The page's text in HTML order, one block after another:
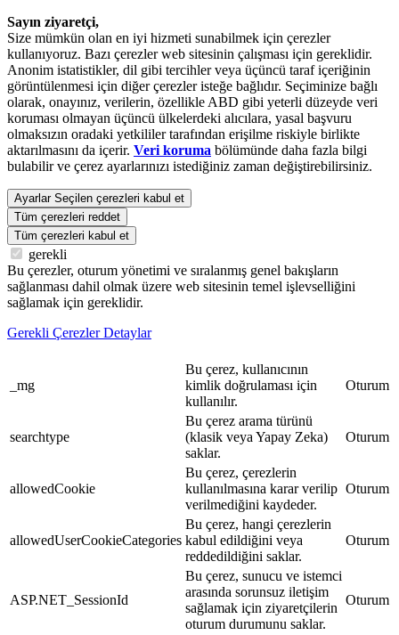
Sayın ziyaretçi,
Size mümkün olan en iyi hizmeti sunabilmek için çerezler
kullanıyoruz. Bazı çerezler web sitesinin çalışması için gereklidir.
Anonim istatistikler, dil gibi tercihler veya üçüncü taraf içeriğinin
görüntülenmesi için diğer çerezler isteğe bağlıdır. Seçiminize bağlı
olarak, onayınız, verilerin, özellikle ABD gibi yeterli düzeyde veri
koruması olmayan üçüncü ülkelerdeki alıcılara, yasal başvuru
olmaksızın oradaki yetkililer tarafından erişilme riskiyle birlikte
aktarılmasını da içerir. Veri koruma bölümünde daha fazla bilgi
bulabilir ve çerez ayarlarınızı istediğiniz zaman değiştirebilirsiniz.
Ayarlar Seçilen çerezleri kabul et
Tüm çerezleri reddet
Tüm çerezleri kabul et
gerekli
Bu çerezler, oturum yönetimi ve sıralanmış genel bakışların
sağlanması dahil olmak üzere web sitesinin temel işlevselliğini
sağlamak için gereklidir.
Gerekli Çerezler Detaylar
_mg
Bu çerez, kullanıcının
kimlik doğrulaması için
kullanılır.
Oturum
searchtype
Bu çerez arama türünü
(klasik veya Yapay Zeka)
saklar.
Oturum
allowedCookie
Bu çerez, çerezlerin
kullanılmasına karar verilip
verilmediğini kaydeder.
Oturum
allowedUserCookieCategories
Bu çerez, hangi çerezlerin
kabul edildiğini veya
reddedildiğini saklar.
Oturum
ASP.NET_SessionId
Bu çerez, sunucu ve istemci
arasında sorunsuz iletişim
sağlamak için ziyaretçilerin
oturum durumunu saklar.
Oturum